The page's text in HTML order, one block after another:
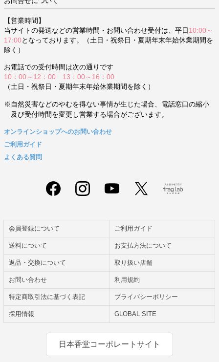
【営業時間】
当サイトの発送などの営業時間・お問い合わせ受付は、平日 10:00～
17:00となっております。（土日・祝祭日・夏期年末年始休業期間を
除く）
お電話での受付時間は次の通りです
10：00～12：00 13：00～16：00
（土日・祝祭日・夏期年末年始休業期間を除く）
※自然災害などのやむを得ない事情が生じた場合、電話窓口の縮小
及び受付時間を変更し営業する場合がございます。
オンラインショップへのお問い合わせ
ご利用ガイド
よくある質問
会員登録について ご利用ガイド
送料について お支払方法について
返品・交換について 取り扱い店舗
お問い合わせ 利用規約
特定商取引法に基づく表記 プライバシーポリシー
採用情報 GLOBAL SITE
日本香堂コーポレートサイト